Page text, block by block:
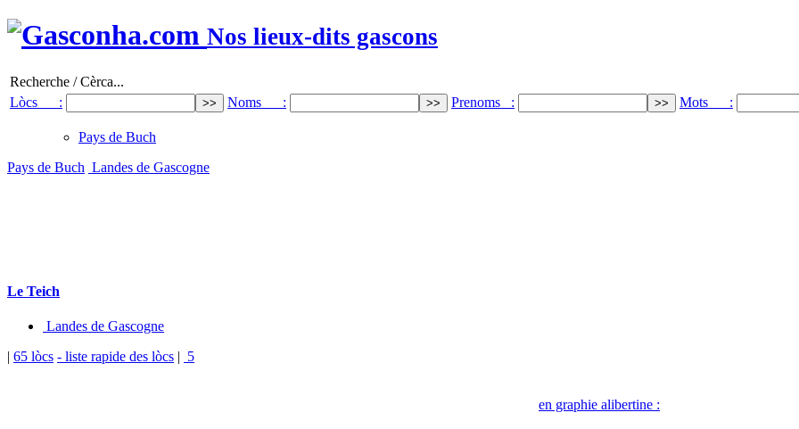
Nos lieux-dits gascons
Recherche / Cèrca...
Lòcs :
Noms : Prenoms : Mots :
Pays de Buch
Pays de Buch Landes de Gascogne
Le Teich
Landes de Gascogne
| 65 lòcs - liste rapide des lòcs | 5
en graphie alibertine :